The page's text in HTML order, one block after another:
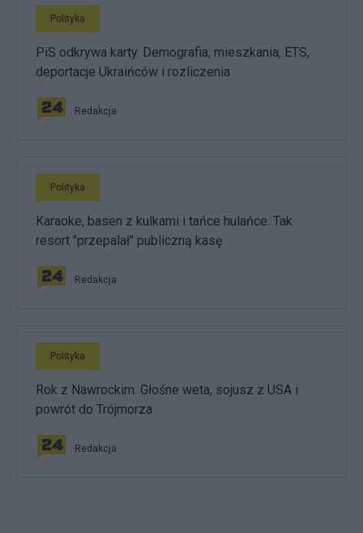
Polityka
PiS odkrywa karty. Demografia, mieszkania, ETS,
deportacje Ukraińców i rozliczenia
Redakcja
Polityka
Karaoke, basen z kulkami i tańce hulańce. Tak
resort "przepalał" publiczną kasę
Redakcja
Polityka
Rok z Nawrockim. Głośne weta, sojusz z USA i
powrót do Trójmorza
Redakcja